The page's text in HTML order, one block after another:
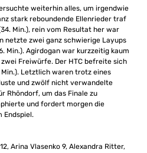
weiterhin alles, um irgendwie
stark reboundende Ellenrieder traf
Min.), rein vom Resultat her war
netzte zwei ganz schwierige Layups
Min.). Agirdogan war kurzzeitig kaum
Freiwürfe. Der HTC befreite sich
Min.). Letztlich waren trotz eines
und zwölf nicht verwandelte
Rhöndorf, um das Finale zu
und fordert morgen die
Endspiel.
Arina Vlasenko 9, Alexandra Ritter,